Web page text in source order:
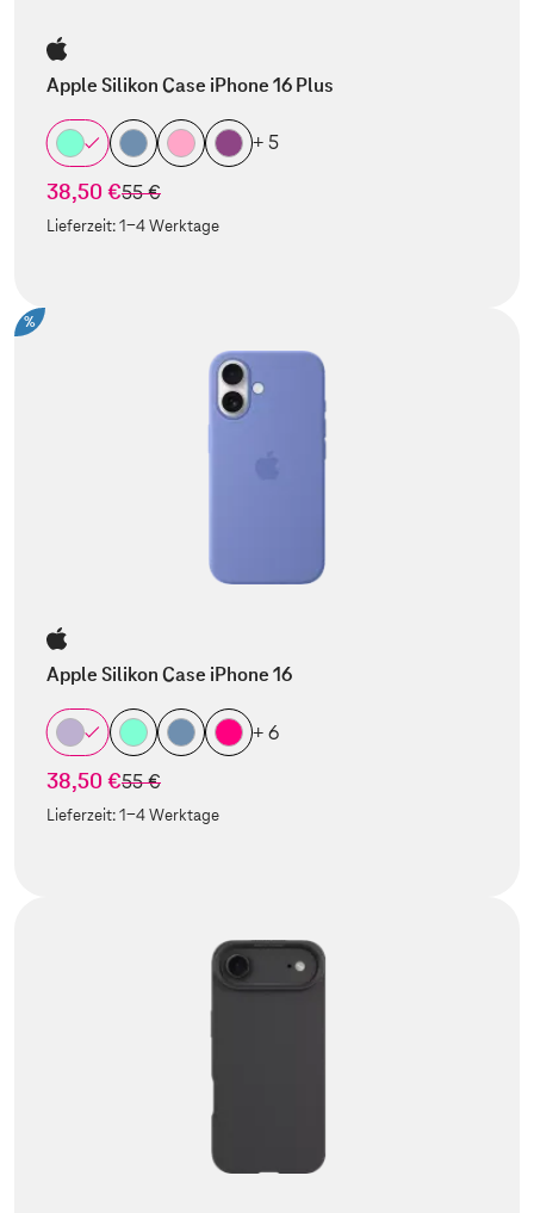
Apple Silikon Case iPhone 16 Plus
+ 5
38,50 €statt
55 €
Lieferzeit:1-4 Werktage
%
Apple Silikon Case iPhone 16
+ 6
38,50 €statt
55 €
Lieferzeit:1-4 Werktage